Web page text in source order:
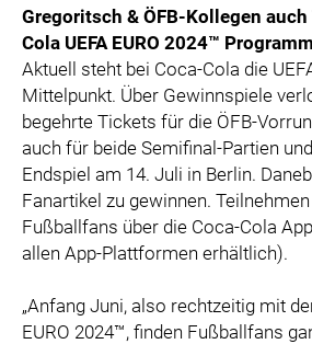
Gregoritsch & ÖFB-Kollegen
Cola UEFA EURO 2024™
Aktuell steht bei Coca-Cola die
Mittelpunkt. Über Gewinnspiele
begehrte Tickets für die ÖFB-
auch für beide Semifinal-Partien
Endspiel am 14. Juli in Berlin.
Fanartikel zu gewinnen.
Fußballfans über die Coca-Cola
allen App-Plattformen erhältlich).
„Anfang Juni, also rechtzeitig mit
EURO 2024™, finden Fußballfans